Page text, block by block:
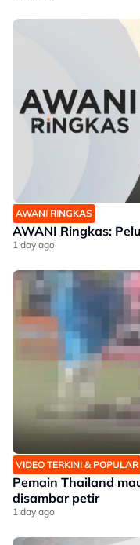
AWANI RINGKAS
AWANI Ringkas:
1 day ago
VIDEO TERKINI & POPULAR
Pemain Thailand
disambar petir
1 day ago